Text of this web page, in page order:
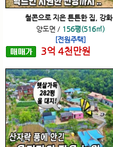
철콘으로 지은 튼튼한 집, 강화
양도면 / 156평(516㎡)
[전원주택]
3억 4천만원